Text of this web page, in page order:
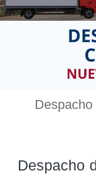
Despacho